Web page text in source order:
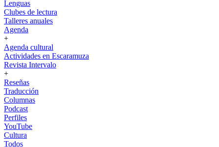
Lenguas
Clubes de lectura
Talleres anuales
Agenda
+
Agenda cultural
Actividades en Escaramuza
Revista Intervalo
+
Reseñas
Traducción
Columnas
Podcast
Perfiles
YouTube
Cultura
Todos